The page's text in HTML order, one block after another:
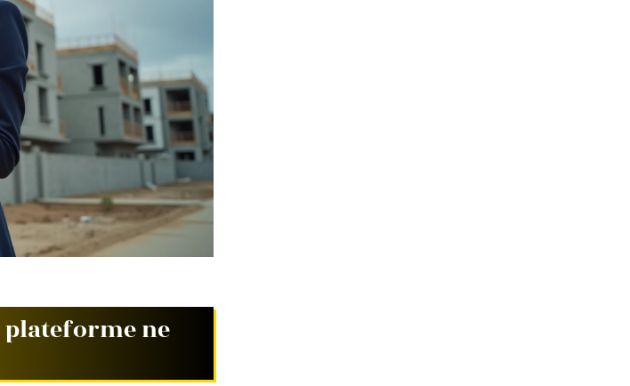
plateforme ne